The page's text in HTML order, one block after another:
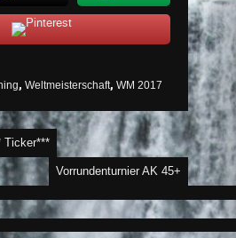
, Weltmeisterschaft, WM 2017
Ticker***
Vorrundenturnier AK 45+